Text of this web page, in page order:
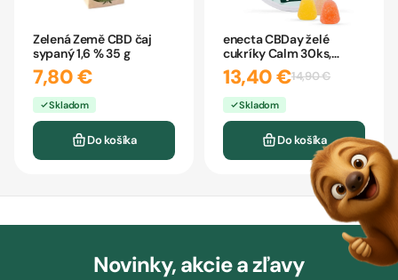
Zelená Země CBD čaj
sypaný 1,6 % 35 g
7,80 €
Skladom
Do košíka
enecta CBDay želé
cukríky Calm 30ks,
ovocné
13,40 €14,90 €
Skladom
Do košíka
Novinky, akcie a zľavy